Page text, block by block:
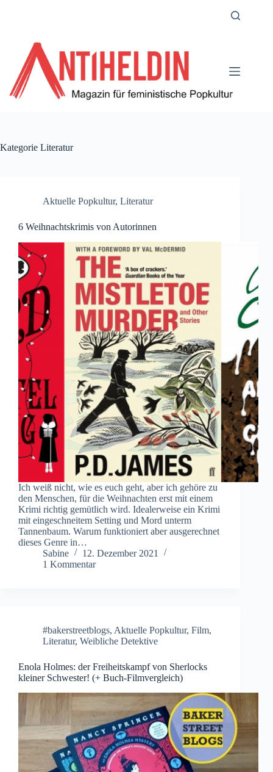
Kategorie Literatur
Aktuelle Popkultur, Literatur
6 Weihnachtskrimis von Autorinnen
Ich weiß nicht, wie es euch geht, aber ich gehöre zu
den Menschen, für die Weihnachten erst mit einem
Krimi richtig gemütlich wird. Idealerweise ein Krimi
mit eingeschneitem Setting und Mord unterm
Tannenbaum. Warum funktioniert aber ausgerechnet
dieses Genre in…
Sabine
12. Dezember 2021
1 Kommentar
#bakerstreetblogs, Aktuelle Popkultur, Film,
Literatur, Weibliche Detektive
Enola Holmes: der Freiheitskampf von Sherlocks
kleiner Schwester! (+ Buch-Filmvergleich)